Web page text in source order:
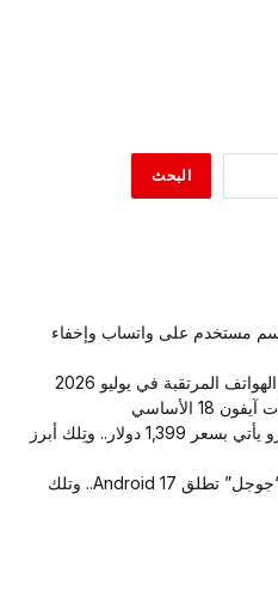
البحث
مستخدم على واتساب وإخفاء
ارتفاع في السعر| آيفون 18 برو يأتي بسعر 1,399 دولار.. وتِلك أبرز
لأجهزة Pixel| بشكل رسمي “جوجل” تطلق Android 17.. وتلك